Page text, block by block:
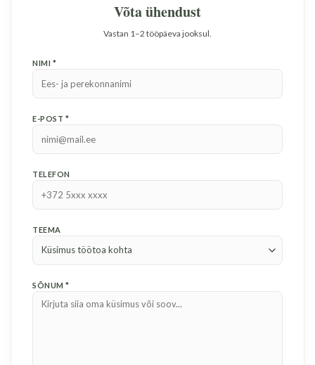
Võta ühendust
Vastan 1–2 tööpäeva jooksul.
NIMI *
E-POST *
TELEFON
TEEMA
SÕNUM *